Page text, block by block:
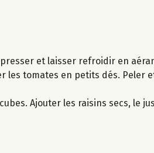
presser et laisser refroidir en
les tomates en petits dés. Peler
Ajouter les raisins secs, le